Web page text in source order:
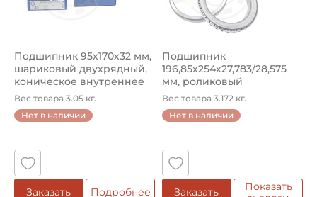
Подшипник 95х170х32 мм,
шариковый двухрядный,
коническое внутреннее
кол...
Вес товара 3.05 кг.
Нет в наличии
Заказать Подробнее
Подшипник
196,85х254х27,783/28,575
мм, роликовый
однорядный конический
...
Вес товара 3.172 кг.
Нет в наличии
Заказать
Показать